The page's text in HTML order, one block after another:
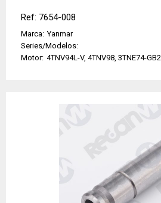
Ref: 7654-008
Marca: Yanmar
Series/Modelos:
Motor: 4TNV94L-V, 4TNV98, 3TNE74-GB2